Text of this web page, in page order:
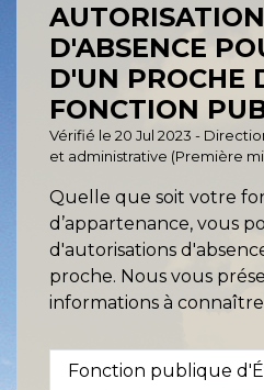
AUTORISATION
D'ABSENCE
D'UN PROCHE
FONCTION
Vérifié le 20 Jul 2023 -
et administrative (Première
Quelle que soit votre
d’appartenance, vous
d'autorisations
proche. Nous vous
informations à
Fonction publique